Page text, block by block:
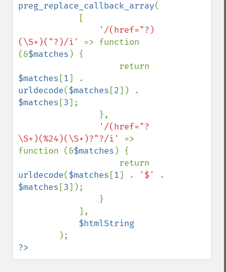
preg_replace_callback_array(
'/(href="?)
(\S+)("?)/i' => function
(&$matches ) {
$matches [1
urldecode($matches [2
$matches [3];
'/(href="?
\S+)(%24)(\S+)?"?/i' =>
function (&$matches ) {
urldecode($matches [1] . '$'
$matches [3]);
$htmlString
?>